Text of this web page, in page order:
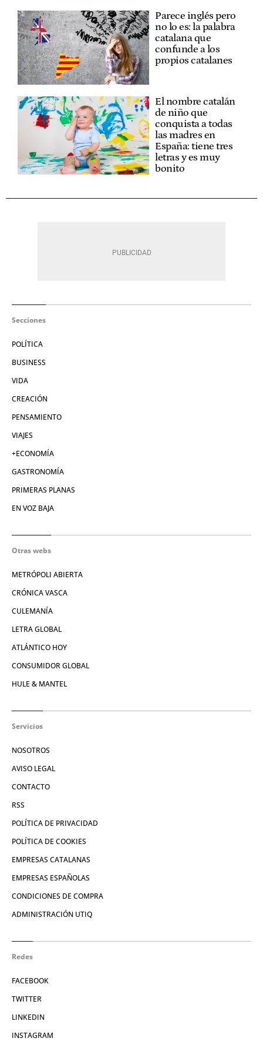
Parece inglés pero
no lo es: la palabra
catalana que
confunde a los
propios catalanes
El nombre catalán
de niño que
conquista a todas
las madres en
España: tiene tres
letras y es muy
bonito
Secciones
POLÍTICA
BUSINESS
VIDA
CREACIÓN
PENSAMIENTO
VIAJES
+ECONOMÍA
GASTRONOMÍA
PRIMERAS PLANAS
EN VOZ BAJA
Otras webs
METRÓPOLI ABIERTA
CRÓNICA VASCA
CULEMANÍA
LETRA GLOBAL
ATLÁNTICO HOY
CONSUMIDOR GLOBAL
HULE & MANTEL
Servicios
NOSOTROS
AVISO LEGAL
CONTACTO
RSS
POLÍTICA DE PRIVACIDAD
POLÍTICA DE COOKIES
EMPRESAS CATALANAS
EMPRESAS ESPAÑOLAS
CONDICIONES DE COMPRA
ADMINISTRACIÓN UTIQ
Redes
FACEBOOK
TWITTER
LINKEDIN
INSTAGRAM